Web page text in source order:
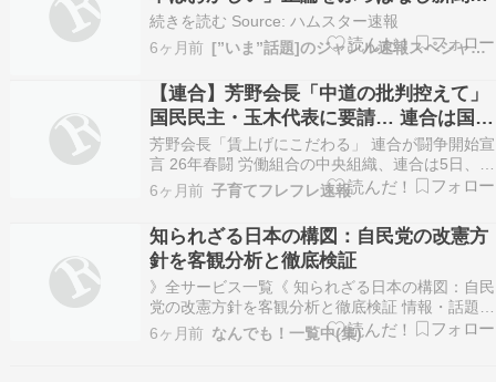
チギレ
続きを読む Source: ハムスター速報
6ヶ月前
[”いま”話題]のジャンル速報スペシャルまとめ
【連合】芳野会長「中道の批判控えて」
国民民主・玉木代表に要請… 連合は国民
民主と中道を支援
芳野会長「賃上げにこだわる」 連合が闘争開始宣
言 26年春闘 労働組合の中央組織、連合は5日、東
京都内で集会を開き、2026年春闘の闘争開始を宣
言した。 芳野友子会長はあいさつで「5％以上の
賃上げと格差是正… （出典：時事通信） （出典
連合、春闘賃上げ5％超 中間集計、33年…
6ヶ月前 子育てフレフレ速報
知られざる日本の構図：自民党の改憲方
針を客観分析と徹底検証
》全サービス一覧《 知られざる日本の構図：自民
党の改憲方針を客観分析と徹底検証 情報・話題・
検索・動画・画像・履歴 ＜参考・分析・雑談・
SNS・話題・ニュース＞ ＜真相探求＞ 『参考動
6ヶ月前 なんでも！一覧中(集)